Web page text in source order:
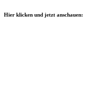
Hier klicken und jetzt anschauen: